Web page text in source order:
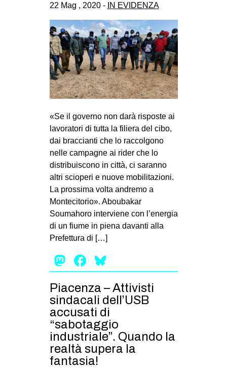
SEARCH
22 Mag , 2020 - IN EVIDENZA
«Se il governo non darà risposte ai
lavoratori di tutta la filiera del cibo,
dai braccianti che lo raccolgono
nelle campagne ai rider che lo
distribuiscono in città, ci saranno
altri scioperi e nuove mobilitazioni.
La prossima volta andremo a
Montecitorio». Aboubakar
Soumahoro interviene con l’energia
di un fiume in piena davanti alla
Prefettura di […]
Mastodon
Facebook
Piacenza – Attivisti
sindacali dell’USB
accusati di
“sabotaggio
industriale”. Quando la
realtà supera la
fantasia!